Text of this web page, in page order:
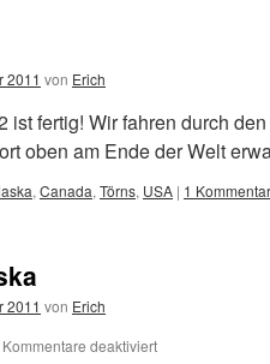
2011 von Erich
ist fertig! Wir fahren durch
oben am Ende der Welt
, Canada, Törns, USA | 1 Kommentar
2011 von Erich
Kommentare deaktiviertfür